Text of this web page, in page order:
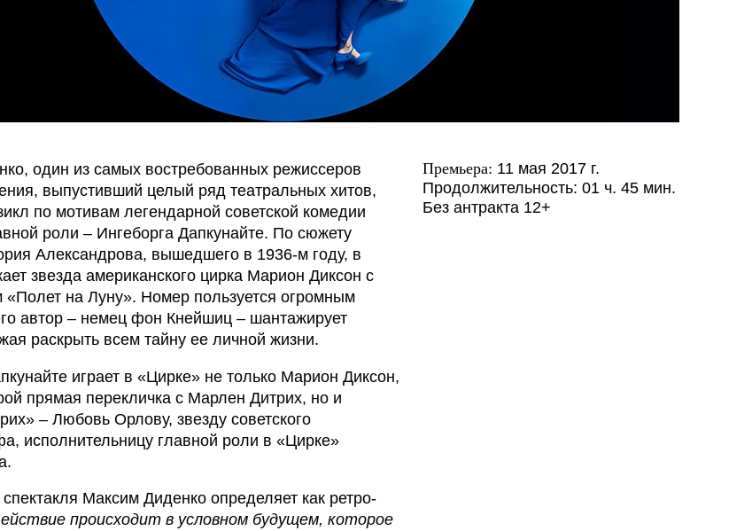
один из самых востребованных режиссеров
выпустивший целый ряд театральных хитов,
по мотивам легендарной советской комедии
роли – Ингеборга Дапкунайте. По сюжету
Александрова, вышедшего в 1936-м году, в
звезда американского цирка Марион Диксон с
«Полет на Луну». Номер пользуется огромным
автор – немец фон Кнейшиц – шантажирует
раскрыть всем тайну ее личной жизни.
играет в «Цирке» не только Марион Диксон,
прямая перекличка с Марлен Дитрих, но и
– Любовь Орлову, звезду советского
исполнительницу главной роли в «Цирке»
Максим Диденко определяет как ретро-
происходит в условном будущем, которое
Премьера: 11 мая 2017 г.
Продолжительность: 01 ч. 45 мин.
Без антракта 12+